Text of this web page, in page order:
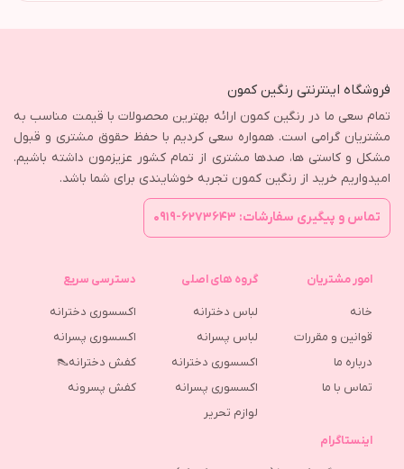
فروشگاه اینترنتی رنگین کمون
تمام سعی ما در رنگین کمون ارائه بهترین محصولات با قیمت مناسب به
مشتریان گرامی است. همواره سعی کردیم با حفظ حقوق مشتری و قبول
مشکل و کاستی ها، صدها مشتری از تمام کشور عزیزمون داشته باشیم.
امیدواریم خرید از رنگین کمون تجربه خوشایندی برای شما باشد.
تماس و پیگیری سفارشات: ۶۲۷۳۶۴۳-۰۹۱۹
امور مشتریان
خانه
قوانین و مقررات
درباره ما
تماس با ما
گروه های اصلی
لباس دخترانه
لباس پسرانه
اکسسوری دخترانه
اکسسوری پسرانه
لوازم تحریر
دسترسی سریع
اکسسوری دخترانه
اکسسوری پسرانه
کفش دخترانه👠
كفش پسرونه
اینستاگرام